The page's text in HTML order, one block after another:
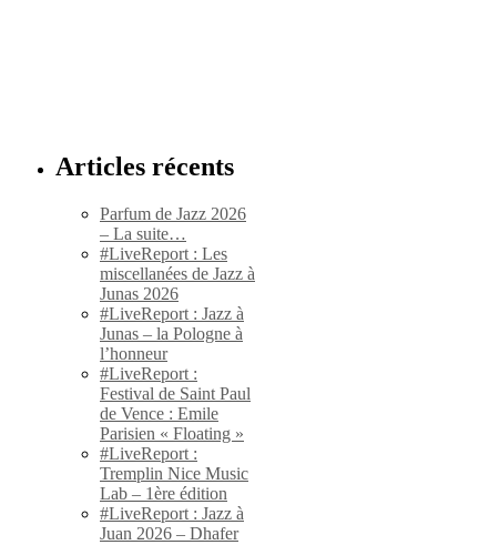
Articles récents
Parfum de Jazz 2026
– La suite…
#LiveReport : Les
miscellanées de Jazz à
Junas 2026
#LiveReport : Jazz à
Junas – la Pologne à
l’honneur
#LiveReport :
Festival de Saint Paul
de Vence : Emile
Parisien « Floating »
#LiveReport :
Tremplin Nice Music
Lab – 1ère édition
#LiveReport : Jazz à
Juan 2026 – Dhafer